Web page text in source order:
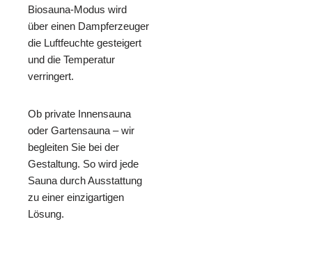
Biosauna-Modus wird
über einen Dampferzeuger
die Luftfeuchte gesteigert
und die Temperatur
verringert.
Ob private Innensauna
oder Gartensauna – wir
begleiten Sie bei der
Gestaltung. So wird jede
Sauna durch Ausstattung
zu einer einzigartigen
Lösung.